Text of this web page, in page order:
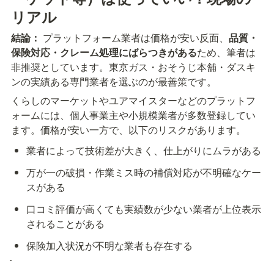
リアル
結論： プラットフォーム業者は価格が安い反面、 品質・
保険対応・クレーム処理にばらつきがあるため、筆者は
非推奨としています。東京ガス・おそうじ本舗・ダスキ
ンの実績ある専門業者を選ぶのが最善策です。
くらしのマーケットやユアマイスターなどのプラットフ
ォームには、個人事業主や小規模業者が多数登録してい
ます。価格が安い一方で、以下のリスクがあります。
業者によって技術差が大きく、仕上がりにムラがある
万が一の破損・作業ミス時の補償対応が不明確なケー
スがある
口コミ評価が高くても実績数が少ない業者が上位表示
されることがある
保険加入状況が不明な業者も存在する